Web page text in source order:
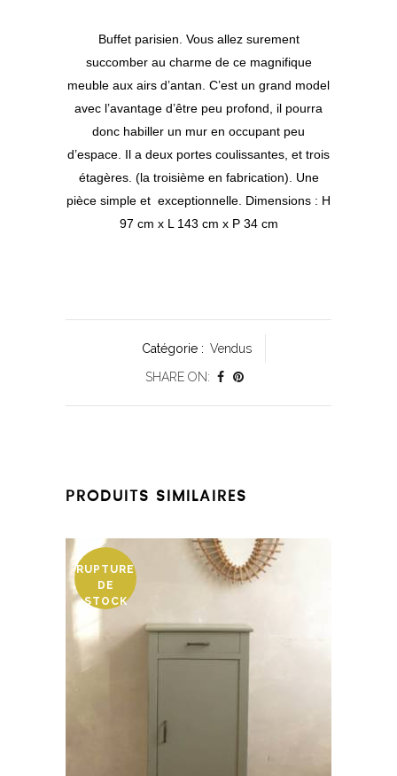
Buffet parisien. Vous allez surement
succomber au charme de ce magnifique
meuble aux airs d’antan. C’est un grand model
avec l’avantage d’être peu profond, il pourra
donc habiller un mur en occupant peu
d’espace. Il a deux portes coulissantes, et trois
étagères. (la troisième en fabrication). Une
pièce simple et exceptionnelle. Dimensions : H
97 cm x L 143 cm x P 34 cm
Catégorie : Vendus
SHARE ON:
PRODUITS SIMILAIRES
RUPTURE
DE
STOCK